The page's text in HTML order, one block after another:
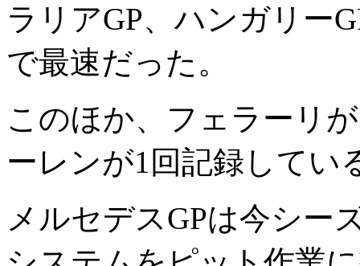
ラリアGP、ハンガリー
で最速だった。
このほか、フェラーリ
ーレンが1回記録してい
メルセデスGPは今シー